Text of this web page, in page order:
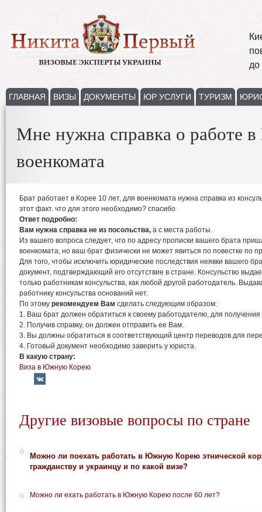
до
ГЛАВНАЯ ВИЗЫ ДОКУМЕНТЫ ЮР УСЛУГИ ТУРИЗМ
Мне нужна справка о работе в
военкомата
Брат работает в Корее 10 лет, для военкомата нужна справка из
этот факт. что для этого необходимо? спасибо
Ответ подробно:
Вам нужна справка не из посольства, а с места работы.
Из вашего вопроса следует, что по адресу прописки вашего брата
военкомата, но ваш брат физически не может явиться по повестке по
Для того, чтобы исключить юридические последствия неявки вашего
документ, подтверждающий его отсутствие в стране. Консульство
только работникам консульства, как любой другой работодатель.
работнику консульства оснований нет.
По этому рекомендуем Вам сделать следующим образом:
1. Ваш брат должен обратиться к своему работодателю, для
2. Получив справку, он должен отправить ее Вам.
3. Вы должны обратиться в соответствующий центр переводов для
4. Готовый документ необходимо заверить у юриста.
В какую страну:
Виза в Южную Корею
Другие визовые вопросы по стране
Можно ли поехать работать в Южную Корею этнической
гражданству и украинцу и по какой визе?
Можно ли ехать работать в Южную Корею после 60 лет?